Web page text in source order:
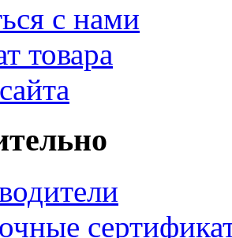
с нами
товара